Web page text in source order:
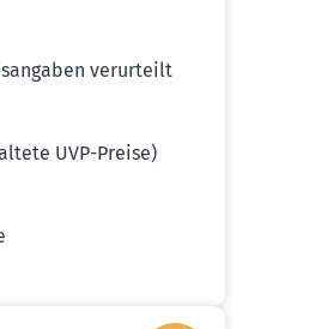
verur­teilt
UVP-Preise)